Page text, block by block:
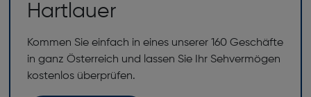
Hartlauer
Kommen Sie einfach in eines unserer 160 Geschäfte
in ganz Österreich und lassen Sie Ihr Sehvermögen
kostenlos überprüfen.